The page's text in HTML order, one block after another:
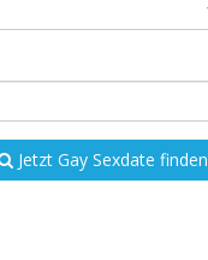
Jetzt Gay Sexdate finden